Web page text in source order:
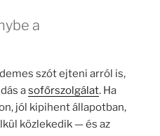
a
szót ejteni arról is,
asofőrszolgálat. Ha
jól kipihent állapotban,
közlekedik — és az